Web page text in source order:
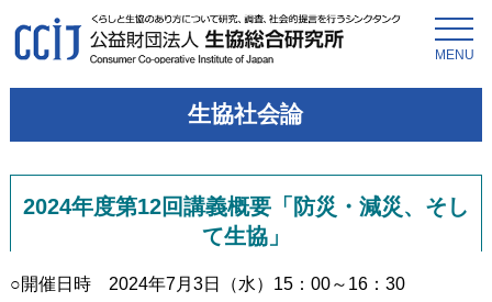
MENU
生協社会論
2024年度第12回講義概要「防災・減災、そし
て生協」
○開催日時 2024年7月3日（水）15：00～16：30